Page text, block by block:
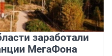
заработали
МегаФона